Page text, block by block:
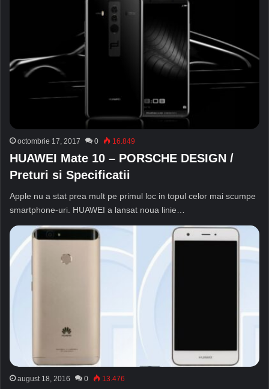
octombrie 17, 2017 0 16.849
HUAWEI Mate 10 – PORSCHE DESIGN /
Preturi si Specificatii
Apple nu a stat prea mult pe primul loc in topul celor mai scumpe
smartphone-uri. HUAWEI a lansat noua linie…
august 18, 2016 0 13.476